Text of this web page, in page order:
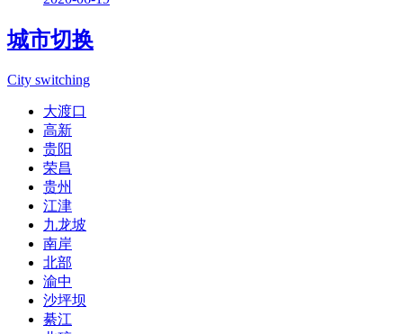
城市切换
City switching
大渡口
高新
贵阳
荣昌
贵州
江津
九龙坡
南岸
北部
渝中
沙坪坝
綦江